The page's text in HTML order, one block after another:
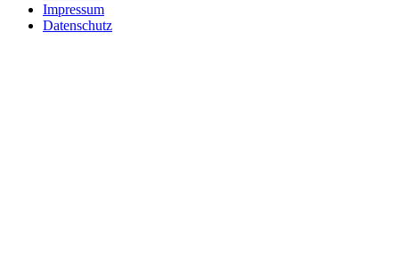
Impressum
Datenschutz